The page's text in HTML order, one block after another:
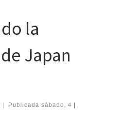
la
Japan
| Publicada sábado, 4 |